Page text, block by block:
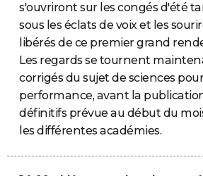
s'ouvriront sur les congés d'été
sous les éclats de voix et les
libérés de ce premier grand
Les regards se tournent
corrigés du sujet de sciences
performance, avant la
définitifs prévue au début du
les différentes académies.